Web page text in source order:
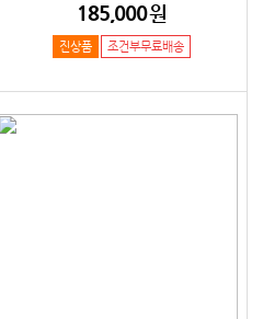
185,000원
진상품 조건부무료배송